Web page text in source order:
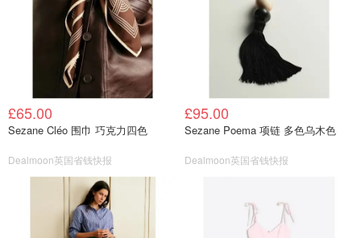
£65.00
Sezane Cléo 围巾 巧克力四色
Dealmoon英国省钱快报
£95.00
Sezane Poema 项链 多色乌木色
Dealmoon英国省钱快报